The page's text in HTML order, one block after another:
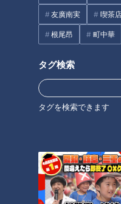
友廣南実 喫茶
根尾昂 町中華
タグ検索
タグを検索できます
料や交通費も支給」未来を拓
く“介拓”とは
“壁のない社会”訴え…トラン
ジェンダーの女性が市議会議
になるまで